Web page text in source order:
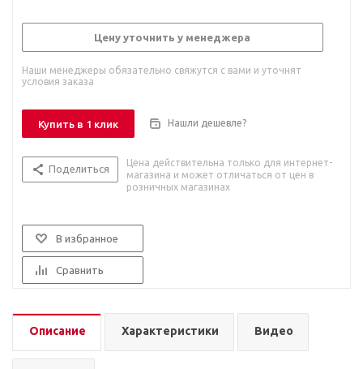
Цену уточнить у менеджера
Наши менеджеры обязательно свяжутся с вами и уточнят
условия заказа
Купить в 1 клик Нашли дешевле?
Поделиться
Цена действительна только для интернет-
магазина и может отличаться от цен в
розничных магазинах
В избранное
Сравнить
Описание Характеристики Видео